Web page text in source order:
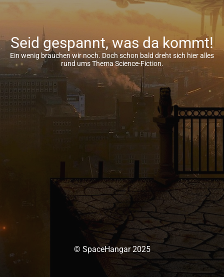
Seid gespannt, was da kommt!
Ein wenig brauchen wir noch. Doch schon bald dreht sich hier alles
rund ums Thema Science-Fiction.
© SpaceHangar 2025